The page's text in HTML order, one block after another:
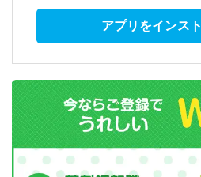
アプリをインス